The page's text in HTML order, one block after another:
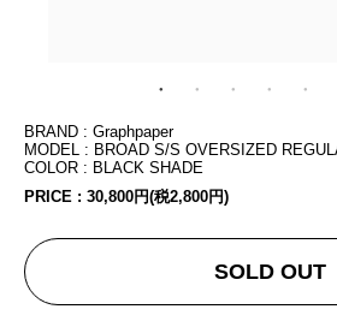
BRAND : Graphpaper
MODEL : BROAD S/S OVERSIZED
COLOR : BLACK SHADE
PRICE : 30,800円(税2,800円)
SOLD OUT